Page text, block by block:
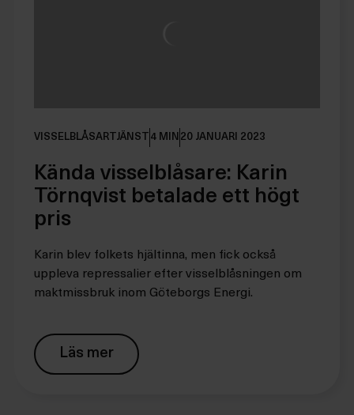
VISSELBLÅSARTJÄNST 4 MIN 20 JANUARI 2023
Kända visselblåsare: Karin
Törnqvist betalade ett högt
pris
Karin blev folkets hjältinna, men fick också
uppleva repressalier efter visselblåsningen om
maktmissbruk inom Göteborgs Energi.
Läs mer